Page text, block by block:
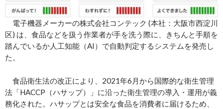
電子機器メーカーの株式会社コンテック (本社：大阪市西淀川
区) は、食品などを扱う作業者が手を洗う際に、きちんと手順を
踏んでいるか人工知能（AI）で自動判定するシステムを発売し
た。
食品衛生法の改正により、2021年6月から国際的な衛生管理
法「HACCP（ハサップ）」に沿った衛生管理の導入・運用が義
務化された。ハサップとは安全な食品を消費者に届けるため、